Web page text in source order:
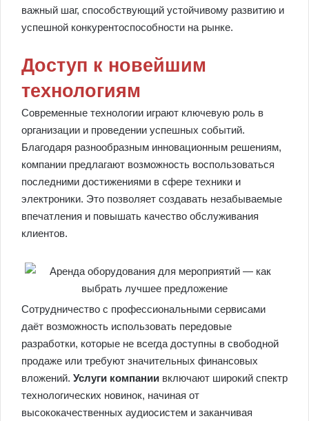
важный шаг, способствующий устойчивому развитию и
успешной конкурентоспособности на рынке.
Доступ к новейшим
технологиям
Современные технологии играют ключевую роль в
организации и проведении успешных событий.
Благодаря разнообразным инновационным решениям,
компании предлагают возможность воспользоваться
последними достижениями в сфере техники и
электроники. Это позволяет создавать незабываемые
впечатления и повышать качество обслуживания
клиентов.
Сотрудничество с профессиональными сервисами
даёт возможность использовать передовые
разработки, которые не всегда доступны в свободной
продаже или требуют значительных финансовых
вложений. Услуги компании включают широкий спектр
технологических новинок, начиная от
высококачественных аудиосистем и заканчивая